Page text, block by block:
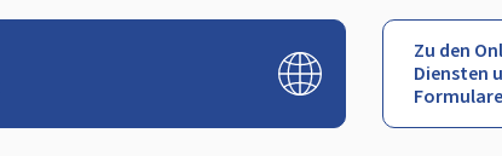
Zu den
Diensten